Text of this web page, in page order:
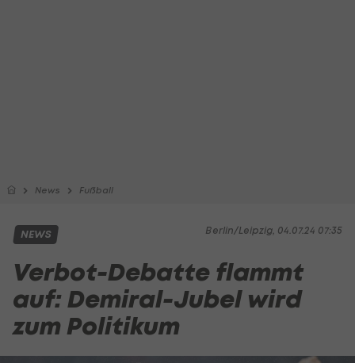
News Fußball
Berlin/Leipzig, 04.07.24 07:35
NEWS
Verbot-Debatte flammt
auf: Demiral-Jubel wird
zum Politikum